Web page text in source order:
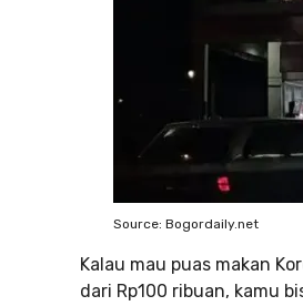
Source: Bogordaily.net
Kalau mau puas makan
dari Rp100 ribuan, kamu